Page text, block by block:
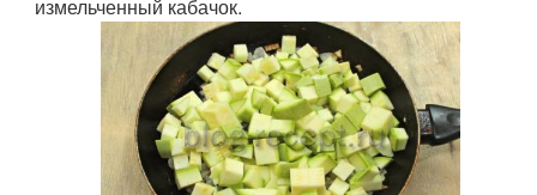
измельченный кабачок.